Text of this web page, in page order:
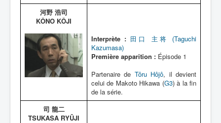
河野 浩司
KÔNO KÔJI
Interprète : 田口 主将 (Taguchi
Kazumasa)
Première apparition : Épisode 1
Partenaire de Tôru Hôjô, il devient
celui de Makoto Hikawa (G3) à la fin
de la série.
司 龍二
TSUKASA RYÛJI